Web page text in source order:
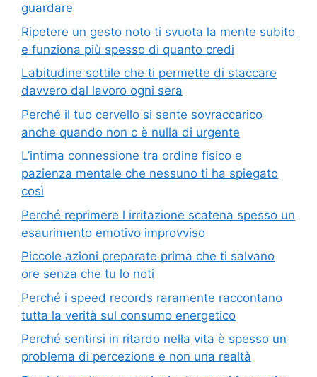
guardare
Ripetere un gesto noto ti svuota la mente subito
e funziona più spesso di quanto credi
Labitudine sottile che ti permette di staccare
davvero dal lavoro ogni sera
Perché il tuo cervello si sente sovraccarico
anche quando non c è nulla di urgente
L’intima connessione tra ordine fisico e
pazienza mentale che nessuno ti ha spiegato
così
Perché reprimere l irritazione scatena spesso un
esaurimento emotivo improvviso
Piccole azioni preparate prima che ti salvano
ore senza che tu lo noti
Perché i speed records raramente raccontano
tutta la verità sul consumo energetico
Perché sentirsi in ritardo nella vita è spesso un
problema di percezione e non una realtà